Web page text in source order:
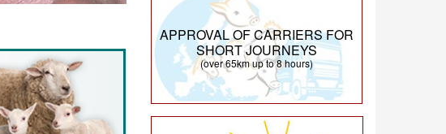
APPROVAL OF CARRIERS FOR
SHORT JOURNEYS
(over 65km up to 8 hours)